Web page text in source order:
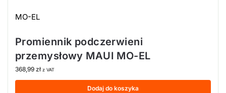
MO-EL
Promiennik podczerwieni
przemysłowy MAUI MO-EL
368,99 zł z VAT
Dodaj do koszyka